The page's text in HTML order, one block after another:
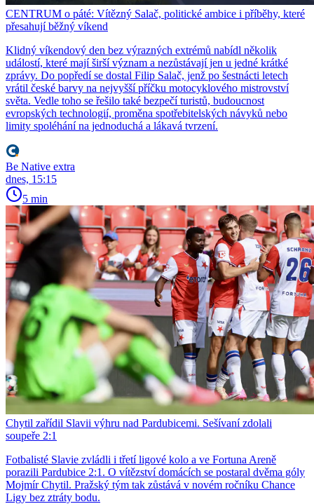
CENTRUM o páté: Vítězný Salač, politické ambice i příběhy, které
přesahují běžný víkend
Klidný víkendový den bez výrazných extrémů nabídl několik
událostí, které mají širší význam a nezůstávají jen u jedné krátké
zprávy. Do popředí se dostal Filip Salač, jenž po šestnácti letech
vrátil české barvy na nejvyšší příčku motocyklového mistrovství
světa. Vedle toho se řešilo také bezpečí turistů, budoucnost
evropských technologií, proměna spotřebitelských návyků nebo
limity spoléhání na jednoduchá a lákavá tvrzení.
Be Native extra
dnes, 15:15
5 min
Chytil zařídil Slavii výhru nad Pardubicemi. Sešívaní zdolali
soupeře 2:1
Fotbalisté Slavie zvládli i třetí ligové kolo a ve Fortuna Areně
porazili Pardubice 2:1. O vítězství domácích se postaral dvěma góly
Mojmír Chytil. Pražský tým tak zůstává v novém ročníku Chance
Ligy bez ztráty bodu.